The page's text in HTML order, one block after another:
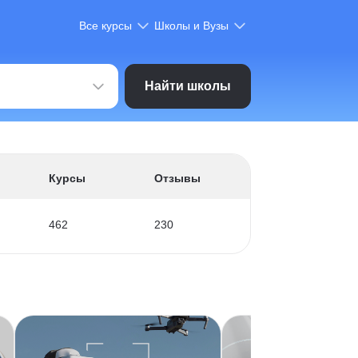
Все курсы Школы и Вузы
Найти школы
Курсы Отзывы
462 230